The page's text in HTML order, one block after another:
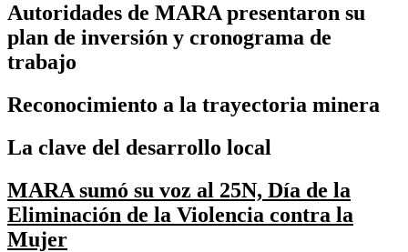
Autoridades de MARA presentaron su
plan de inversión y cronograma de
trabajo
Reconocimiento a la trayectoria minera
La clave del desarrollo local
MARA sumó su voz al 25N, Día de la
Eliminación de la Violencia contra la
Mujer